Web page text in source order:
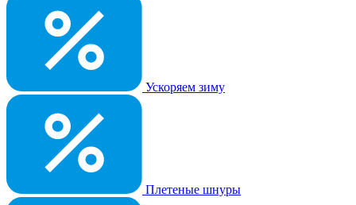
Ускоряем зиму
Плетеные шнуры